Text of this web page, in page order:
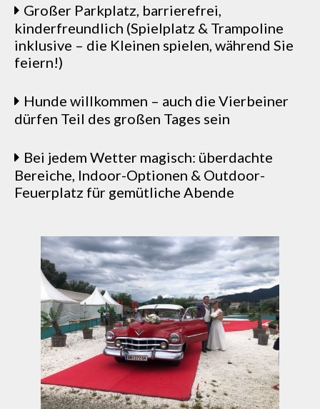
Großer Parkplatz, barrierefrei,
kinderfreundlich (Spielplatz & Trampoline
inklusive – die Kleinen spielen, während Sie
feiern!)
Hunde willkommen – auch die Vierbeiner
dürfen Teil des großen Tages sein
Bei jedem Wetter magisch: überdachte
Bereiche, Indoor-Optionen & Outdoor-
Feuerplatz für gemütliche Abende